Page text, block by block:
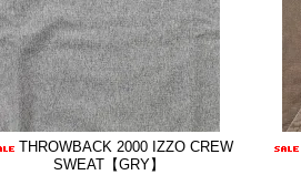
THROWBACK 2000 IZZO CREW
SWEAT【GRY】